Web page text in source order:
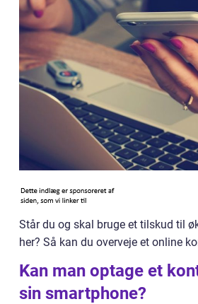
Står du og skal bruge et tilskud til
her? Så kan du overveje et online
Kan man optage et
sin smartphone?